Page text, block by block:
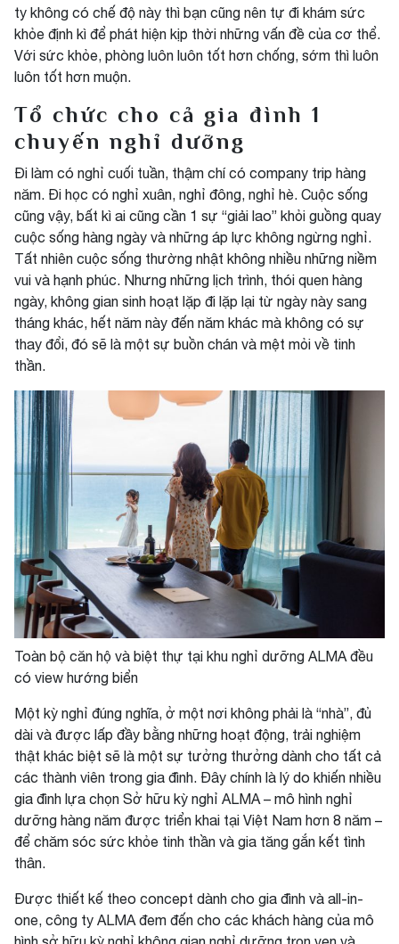
ty không có chế độ này thì bạn cũng nên tự đi khám sức
khỏe định kì để phát hiện kịp thời những vấn đề của cơ thể.
Với sức khỏe, phòng luôn luôn tốt hơn chống, sớm thì luôn
luôn tốt hơn muộn.
Tổ chức cho cả gia đình 1
chuyến nghỉ dưỡng
Đi làm có nghỉ cuối tuần, thậm chí có company trip hàng
năm. Đi học có nghỉ xuân, nghỉ đông, nghỉ hè. Cuộc sống
cũng vậy, bất kì ai cũng cần 1 sự “giải lao” khỏi guồng quay
cuộc sống hàng ngày và những áp lực không ngừng nghỉ.
Tất nhiên cuộc sống thường nhật không nhiều những niềm
vui và hạnh phúc. Nhưng những lịch trình, thói quen hàng
ngày, không gian sinh hoạt lặp đi lặp lại từ ngày này sang
tháng khác, hết năm này đến năm khác mà không có sự
thay đổi, đó sẽ là một sự buồn chán và mệt mỏi về tinh
thần.
Toàn bộ căn hộ và biệt thự tại khu nghỉ dưỡng ALMA đều
có view hướng biển
Một kỳ nghỉ đúng nghĩa, ở một nơi không phải là “nhà”, đủ
dài và được lấp đầy bằng những hoạt động, trải nghiệm
thật khác biệt sẽ là một sự tưởng thưởng dành cho tất cả
các thành viên trong gia đình. Đây chính là lý do khiến nhiều
gia đình lựa chọn Sở hữu kỳ nghỉ ALMA – mô hình nghỉ
dưỡng hàng năm được triển khai tại Việt Nam hơn 8 năm –
để chăm sóc sức khỏe tinh thần và gia tăng gắn kết tình
thân.
Được thiết kế theo concept dành cho gia đình và all-in-
one, công ty ALMA đem đến cho các khách hàng của mô